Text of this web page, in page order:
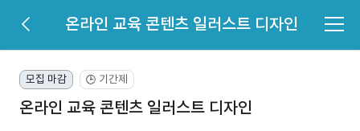
온라인 교육 콘텐츠 일러스트 디자인
모집 마감 🕒 기간제
온라인 교육 콘텐츠 일러스트 디자인